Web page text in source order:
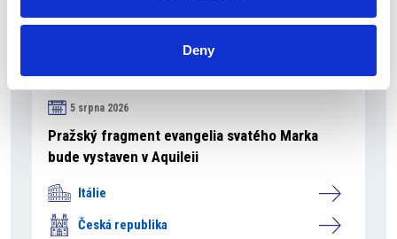
Deny
5 srpna 2026
Pražský fragment evangelia svatého Marka
bude vystaven v Aquileii
Itálie
Česká republika